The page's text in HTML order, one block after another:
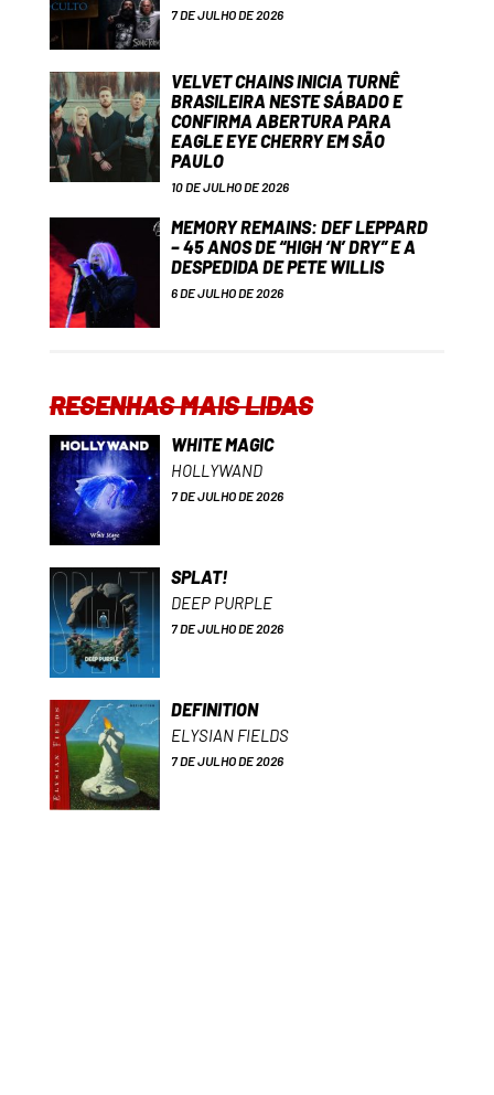
7 DE JULHO DE 2026
VELVET CHAINS INICIA TURNÊ
BRASILEIRA NESTE SÁBADO E
CONFIRMA ABERTURA PARA
EAGLE EYE CHERRY EM SÃO
PAULO
10 DE JULHO DE 2026
MEMORY REMAINS: DEF LEPPARD
– 45 ANOS DE “HIGH ‘N’ DRY” E A
DESPEDIDA DE PETE WILLIS
6 DE JULHO DE 2026
RESENHAS MAIS LIDAS
WHITE MAGIC
HOLLYWAND
7 DE JULHO DE 2026
SPLAT!
DEEP PURPLE
7 DE JULHO DE 2026
DEFINITION
ELYSIAN FIELDS
7 DE JULHO DE 2026